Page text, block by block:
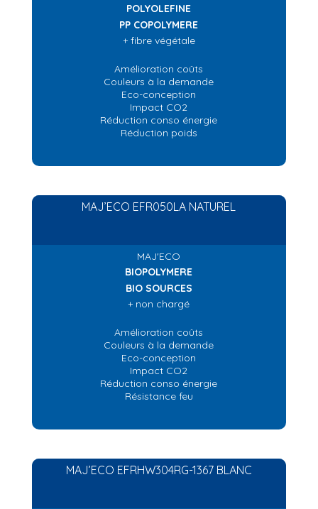
POLYOLEFINE
PP COPOLYMERE
+ fibre végétale
Amélioration coûts
Couleurs à la demande
Eco-conception
Impact CO2
Réduction conso énergie
Réduction poids
MAJ’ECO EFR050LA NATUREL
MAJ'ECO
BIOPOLYMERE
BIO SOURCES
+ non chargé
Amélioration coûts
Couleurs à la demande
Eco-conception
Impact CO2
Réduction conso énergie
Résistance feu
MAJ’ECO EFRHW304RG-1367 BLANC